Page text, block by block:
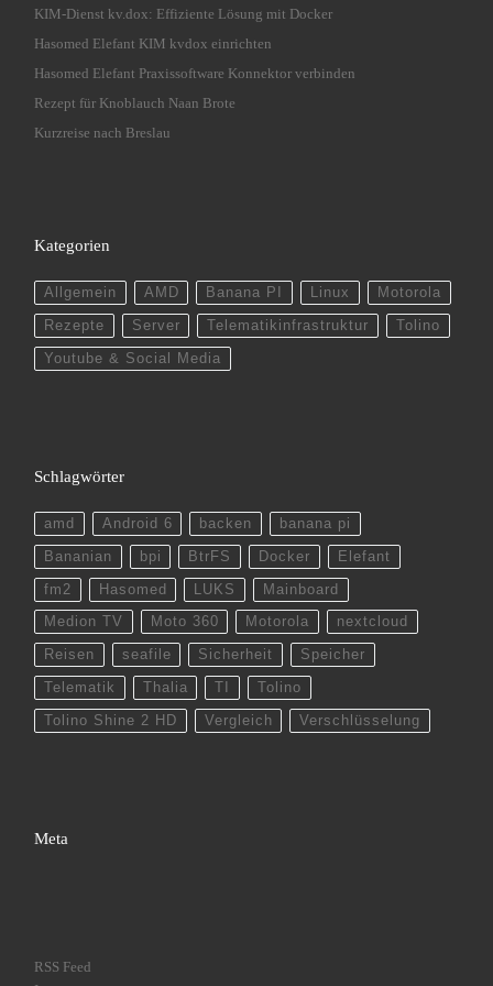
KIM-Dienst kv.dox: Effiziente Lösung mit Docker
Hasomed Elefant KIM kvdox einrichten
Hasomed Elefant Praxissoftware Konnektor verbinden
Rezept für Knoblauch Naan Brote
Kurzreise nach Breslau
Kategorien
Allgemein AMD Banana PI Linux Motorola
Rezepte Server Telematikinfrastruktur Tolino
Youtube & Social Media
Schlagwörter
amd Android 6 backen banana pi
Bananian bpi BtrFS Docker Elefant
fm2 Hasomed LUKS Mainboard
Medion TV Moto 360 Motorola nextcloud
Reisen seafile Sicherheit Speicher
Telematik Thalia Tolino
Tolino Shine 2 HD Vergleich Verschlüsselung
Meta
RSS Feed